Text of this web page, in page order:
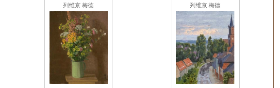
列维京 梅德 列维京 梅德